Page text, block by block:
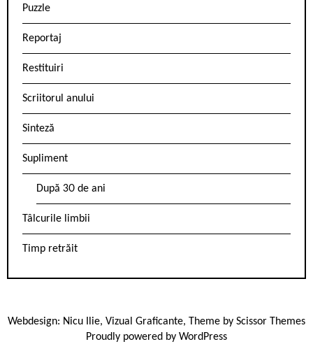
Puzzle
Reportaj
Restituiri
Scriitorul anului
Sinteză
Supliment
După 30 de ani
Tâlcurile limbii
Timp retrăit
Webdesign: Nicu Ilie, Vizual Graficante, Theme by Scissor Themes
Proudly powered by WordPress